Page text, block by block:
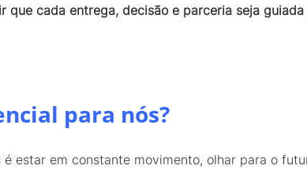
que cada entrega, decisão e parceria seja
para nós?
estar em constante movimento, olhar para o